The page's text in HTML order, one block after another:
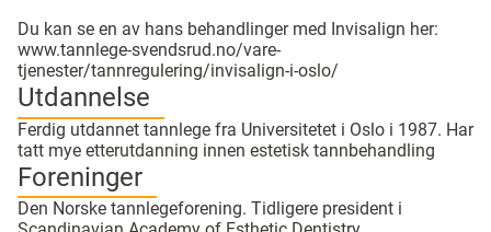
Du kan se en av hans behandlinger med Invisalign her:
www.tannlege-svendsrud.no/vare-
tjenester/tannregulering/invisalign-i-oslo/
Utdannelse
Ferdig utdannet tannlege fra Universitetet i Oslo i 1987. Har
tatt mye etterutdanning innen estetisk tannbehandling
Foreninger
Den Norske tannlegeforening. Tidligere president i